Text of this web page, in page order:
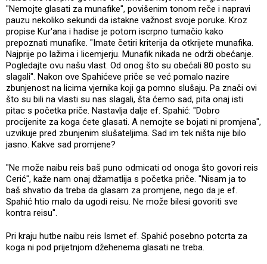
"Nemojte glasati za munafike", povišenim tonom reče i napravi
pauzu nekoliko sekundi da istakne važnost svoje poruke. Kroz
propise Kur'ana i hadise je potom iscrpno tumačio kako
prepoznati munafike. "Imate četiri kriterija da otkrijete munafika.
Najprije po lažima i licemjerju. Munafik nikada ne održi obećanje.
Pogledajte ovu našu vlast. Od onog što su obećali 80 posto su
slagali". Nakon ove Spahićeve priče se već pomalo nazire
zbunjenost na licima vjernika koji ga pomno slušaju. Pa znači ovi
što su bili na vlasti su nas slagali, šta ćemo sad, pita onaj isti
pitac s početka priče. Nastavlja dalje ef. Spahić: "Dobro
procijenite za koga ćete glasati. A nemojte se bojati ni promjena",
uzvikuje pred zbunjenim slušateljima. Sad im tek ništa nije bilo
jasno. Kakve sad promjene?
"Ne može naibu reis baš puno odmicati od onoga što govori reis
Cerić", kaže nam onaj džamatlija s početka priče. "Nisam ja to
baš shvatio da treba da glasam za promjene, nego da je ef.
Spahić htio malo da ugodi reisu. Ne može bilesi govoriti sve
kontra reisu".
Pri kraju hutbe naibu reis Ismet ef. Spahić posebno potcrta za
koga ni pod prijetnjom džehenema glasati ne treba.